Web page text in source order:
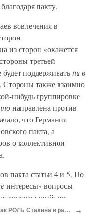
пакту.
вовлечения в
из сторон «окажется
третьей
поддерживатьни в
Стороны также взаимно
нибудь группировке
направлена против
что Германия
пакта, а
о коллективной
пакта статьи 4 и 5. По
интересы» вопросы
консультаций; по
споров или
Ричард Ч. Раак РОЛЬ Сталина в развязывании Второй Мировой войны →